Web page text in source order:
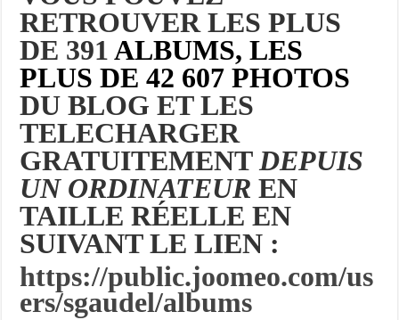
RETROUVER LES PLUS
DE 391ALBUMS, LES
PLUS DE 42 607 PHOTOS
DU BLOG ET LES
TELECHARGER
GRATUITEMENTDEPUIS
UN ORDINATEUR EN
TAILLE RÉELLE EN
SUIVANT LE LIEN :
https://public.joomeo.com/us
ers/sgaudel/albums